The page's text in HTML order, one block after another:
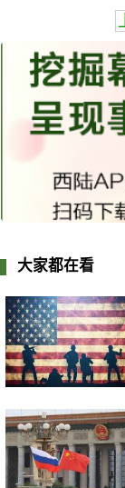
大家都在看